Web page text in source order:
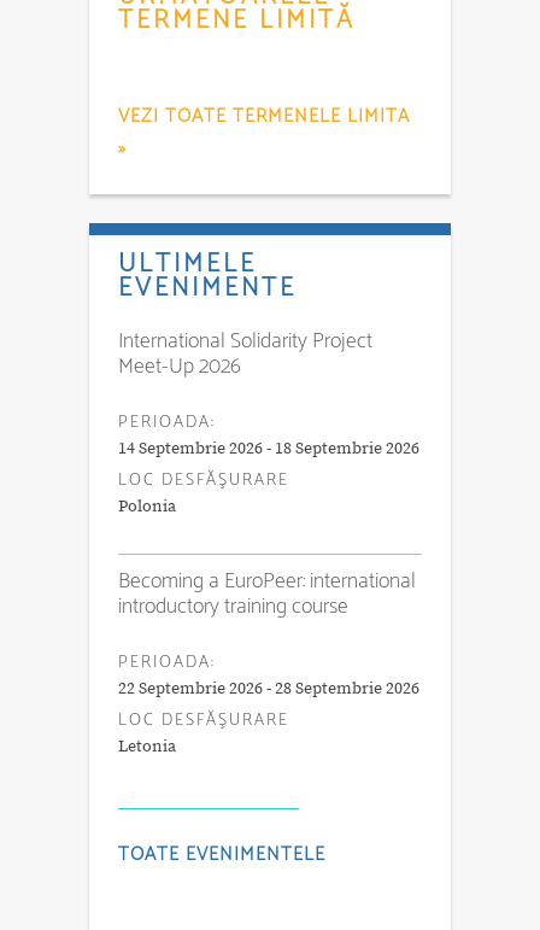
TERMENE LIMITĂ
VEZI TOATE TERMENELE LIMITA
»
ULTIMELE
EVENIMENTE
International Solidarity Project
Meet-Up 2026
PERIOADA:
14 Septembrie 2026 - 18 Septembrie 2026
LOC DESFĂŞURARE
Polonia
Becoming a EuroPeer: international
introductory training course
PERIOADA:
22 Septembrie 2026 - 28 Septembrie 2026
LOC DESFĂŞURARE
Letonia
TOATE EVENIMENTELE